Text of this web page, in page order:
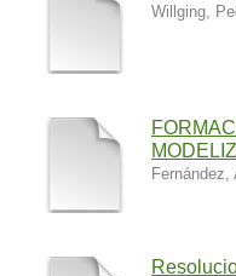
Willging,
Fernández,